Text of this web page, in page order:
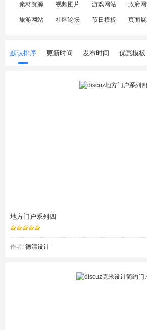
素材资源 视频图片 游戏网站 政府
旅游网站 社区论坛 节日模板 页面
默认排序 更新时间 发布时间 优惠模板
地方门户系列四
作者: 德清设计